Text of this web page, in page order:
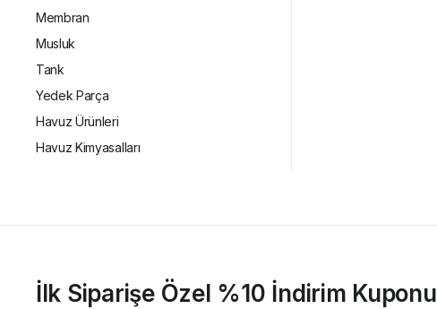
Membran
Musluk
Tank
Yedek Parça
Havuz Ürünleri
Havuz Kimyasalları
İlk Siparişe Özel %10 İndirim Kuponu